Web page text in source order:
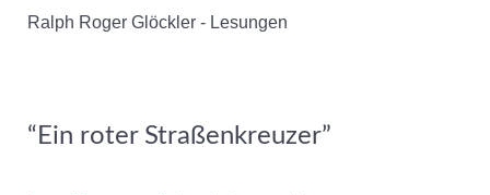
Ralph Roger Glöckler - Lesungen
“Ein roter Straßenkreuzer”